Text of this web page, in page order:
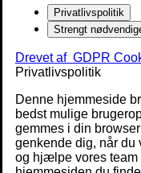
Privatlivspolitik
Strengt
Drevet af GDPR
Privatlivspolitik
Denne hjemmeside
bedst mulige
gemmes i din
genkende dig, når du
og hjælpe vores team